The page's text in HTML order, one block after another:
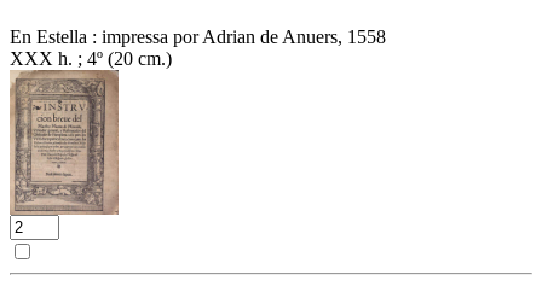
En Estella : impressa por Adrian de Anuers, 1558
XXX h. ; 4º (20 cm.)